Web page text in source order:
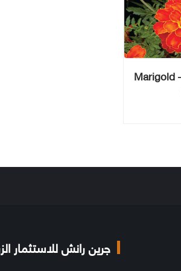
الماريجولد الفرنسي – Marigold
جرين رانش للاستثمار